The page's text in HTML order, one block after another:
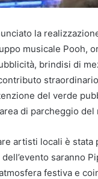
la
musicale Pooh,
brindisi di
del verde
di parcheggio
artisti locali è
saranno
festiva e